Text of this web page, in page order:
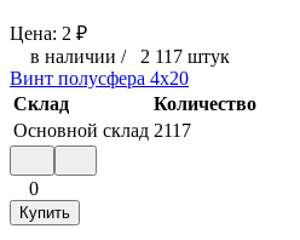
Цена: 2 ₽
в наличии / 2 117 штук
Винт полусфера 4x20
Склад
Количество
Основной склад 2117
0
Купить